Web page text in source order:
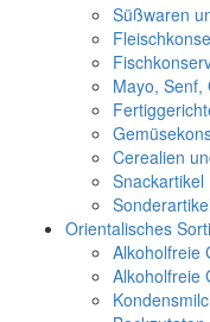
Süßwaren
Mayo, Senf,
Cerealien
Snackartikel
Sonderartikel
Orientalisches
Alkoholfreie
Alkoholfreie